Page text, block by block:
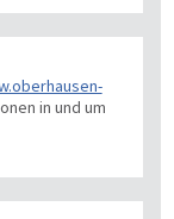
in und um